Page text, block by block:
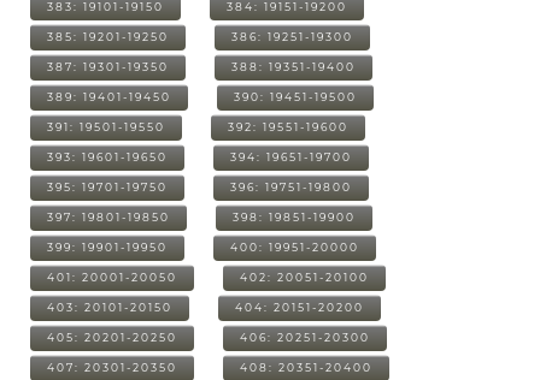
383: 19101-19150 384: 19151-19200
385: 19201-19250 386: 19251-19300
387: 19301-19350 388: 19351-19400
389: 19401-19450 390: 19451-19500
391: 19501-19550 392: 19551-19600
393: 19601-19650 394: 19651-19700
395: 19701-19750 396: 19751-19800
397: 19801-19850 398: 19851-19900
399: 19901-19950 400: 19951-20000
401: 20001-20050 402: 20051-20100
403: 20101-20150 404: 20151-20200
405: 20201-20250 406: 20251-20300
407: 20301-20350 408: 20351-20400